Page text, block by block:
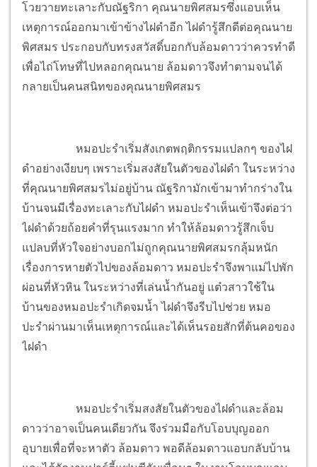
โวยวายทะเลาะกับณัฐริกา คุณนายพิศสมรซึ่งแอบเห็น
เหตุการณ์ออกมาเข้าข้างไฝดำอีก ไฝดำรู้สึกดีต่อคุณนาย
พิศสมร ประกอบกับทรงสวัสดิ์บอกกับล้อมดาวว่าควรทำดี
เพื่อไถ่โทษที่ไปหลอกคุณนาย ล้อมดาวจึงทำตามจนได้
กลายเป็นคนสนิทของคุณนายพิศสมร
หมอปะรำเริ่มสังเกตพฤติกรรมแปลกๆ ของไฝ
ดำอย่างเงียบๆ เพราะเริ่มสงสัยในตัวของไฝดำ ในระหว่าง
ที่คุณนายพิศสมรไม่อยู่บ้าน ณัฐริกามักเข้ามาทำกร่างใน
บ้านจนมีเรื่องทะเลาะกับไฝดำ หมอปะรำเห็นเข้าจึงต่อว่า
ไฝดำด้วยถ้อยคำที่รุนแรงมาก ทำให้ล้อมดาวรู้สึกเจ็บ
แปลบที่หัวใจอย่างบอกไม่ถูกคุณนายพิศสมรกลุ้มหนัก
เรื่องการหายตัวไปของล้อมดาว หมอปะรำจึงพาแม่ไปพัก
ผ่อนที่หัวหิน ในระหว่างที่เล่นน้ำกันอยู่ แต๋วสาวใช้ใน
บ้านของหมอปะรำเกิดจมน้ำ ไฝดำจึงรีบไปช่วย หมอ
ปะรำผ่านมาเห็นเหตุการณ์และได้เห็นรอยสักที่ต้นคอของ
ไฝดำ
หมอปะรำเริ่มสงสัยในตัวของไฝดำและล้อม
ดาวว่าอาจเป็นคนเดียวกัน จึงร่วมมือกับโอบบุญออก
อุบายเพื่อที่จะหาตัว ล้อมดาว พอดีล้อมดาวแอบกลับบ้าน